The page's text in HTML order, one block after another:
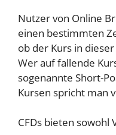
Nutzer von Online
einen bestimmten
ob der Kurs in
Wer auf fallende
sogenannte Short-
Kursen spricht man
CFDs bieten sowohl